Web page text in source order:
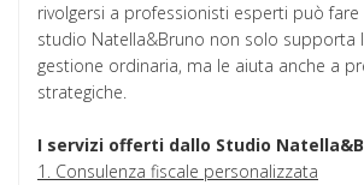
rivolgersi a professionisti esperti può fare
studio Natella&Bruno non solo supporta
gestione ordinaria, ma le aiuta anche a
strategiche.
I servizi offerti dallo Studio
1. Consulenza fiscale personalizzata